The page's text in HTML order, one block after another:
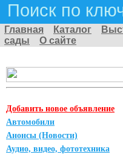
Поиск по
Главная Каталог
сады
О сайте
Добавить новое объявление
Автомобили
Анонсы (Новости)
Аудио, видео, фототехника